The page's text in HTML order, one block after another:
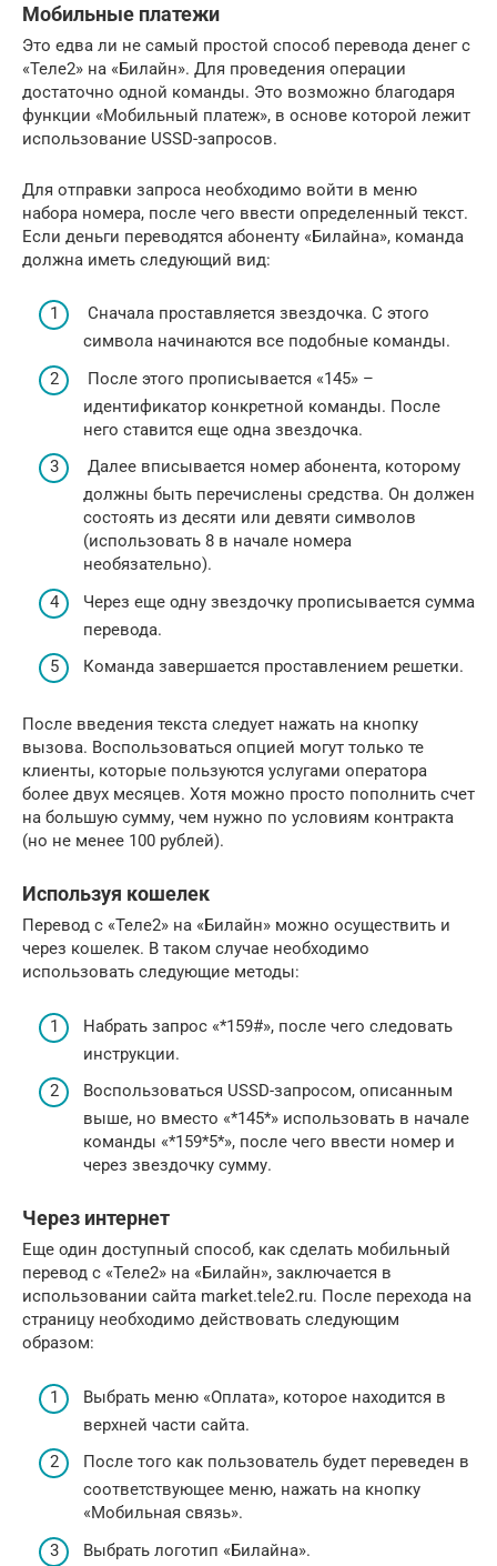
Мобильные платежи
Это едва ли не самый простой способ перевода денег с
«Теле2» на «Билайн». Для проведения операции
достаточно одной команды. Это возможно благодаря
функции «Мобильный платеж», в основе которой лежит
использование USSD-запросов.
Для отправки запроса необходимо войти в меню
набора номера, после чего ввести определенный текст.
Если деньги переводятся абоненту «Билайна», команда
должна иметь следующий вид:
Сначала проставляется звездочка. С этого
символа начинаются все подобные команды.
После этого прописывается «145» –
идентификатор конкретной команды. После
него ставится еще одна звездочка.
Далее вписывается номер абонента, которому
должны быть перечислены средства. Он должен
состоять из десяти или девяти символов
(использовать 8 в начале номера
необязательно).
Через еще одну звездочку прописывается сумма
перевода.
Команда завершается проставлением решетки.
После введения текста следует нажать на кнопку
вызова. Воспользоваться опцией могут только те
клиенты, которые пользуются услугами оператора
более двух месяцев. Хотя можно просто пополнить счет
на большую сумму, чем нужно по условиям контракта
(но не менее 100 рублей).
Используя кошелек
Перевод с «Теле2» на «Билайн» можно осуществить и
через кошелек. В таком случае необходимо
использовать следующие методы:
Набрать запрос «*159#», после чего следовать
инструкции.
Воспользоваться USSD-запросом, описанным
выше, но вместо «*145*» использовать в начале
команды «*159*5*», после чего ввести номер и
через звездочку сумму.
Через интернет
Еще один доступный способ, как сделать мобильный
перевод с «Теле2» на «Билайн», заключается в
использовании сайта market.tele2.ru. После перехода на
страницу необходимо действовать следующим
образом:
Выбрать меню «Оплата», которое находится в
верхней части сайта.
После того как пользователь будет переведен в
соответствующее меню, нажать на кнопку
«Мобильная связь».
Выбрать логотип «Билайна».